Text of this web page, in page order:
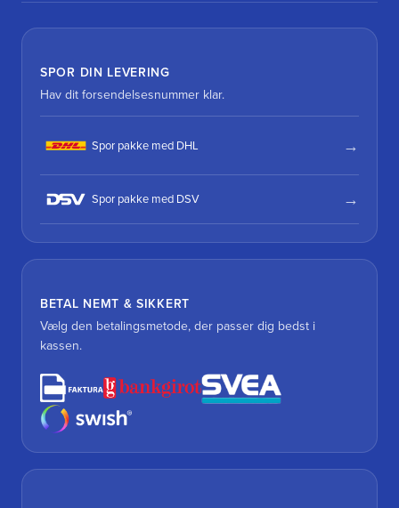
SPOR DIN LEVERING
Hav dit forsendelsesnummer klar.
Spor pakke med DHL
Spor pakke med DSV
BETAL NEMT & SIKKERT
Vælg den betalingsmetode, der passer dig bedst i
kassen.